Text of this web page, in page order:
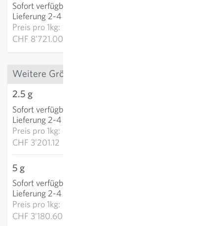
Sofort verfügbar
Lieferung 2-4 Tage
Preis pro1kg:
CHF 8’721.00
Weitere Grössen
2.5 g
Sofort verfügbar
Lieferung 2-4 Tage
Preis pro1kg:
CHF 3’201.12
5 g
Sofort verfügbar
Lieferung 2-4 Tage
Preis pro1kg:
CHF 3’180.60